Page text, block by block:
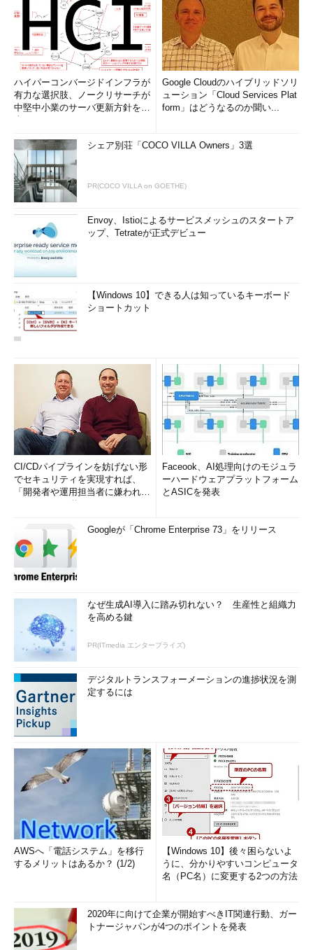
ハイパーコンバージドインフラが
有力な選択肢、ノークリサーチが
中堅中小業のサーバ更新方針を調
Google Cloudのハイブリッドソリ
ューション「Cloud Services Plat
form」はどうなるのか聞い...
シェア別荘「COCO VILLA Owners」3選
PR(COCO VILLA on GOETHE)
Envoy、Istioによるサービスメッシュのスタートア
ップ、Tetrateが正式デビュー
【Windows 10】できる人は知っているキーボード
ショートカット
CI/CDパイプラインを妨げない形
でセキュリティを実現すれば、
「開発者や運用担当者に嫌われな
Faceook、AI処理向けのモジュラ
ーハードウェアプラットフォーム
とASICを発表
Googleが「Chrome Enterprise 73」をリリース
なぜ生成AI導入に踏み切れない？ 生産性と組織力
を高める鍵
PR(ITmedia エンタープライズ)
デジタルトランスフォーメーションの進捗状況を測
定するには
AWSへ「電話システム」を移行
するメリットはあるか？ (1/2)
【Windows 10】後々困らないよ
うに、分かりやすいコンピュータ
名（PC名）に変更する2つの方法
2020年に向けて企業が開始すべきIT関連行動、ガー
トナージャパンが4つのポイントを発表